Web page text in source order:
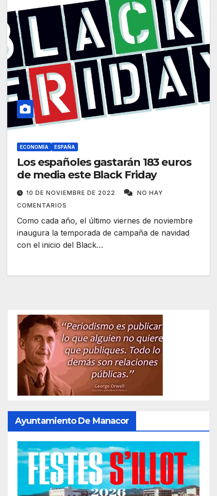
ECONOMÍA ESPAÑA
Los españoles gastarán 183 euros
de media este Black Friday
10 DE NOVIEMBRE DE 2022
NO HAY
COMENTARIOS
Como cada año, el último viernes de noviembre
inaugura la temporada de campaña de navidad
con el inicio del Black…
Ayuntamiento De Manacor